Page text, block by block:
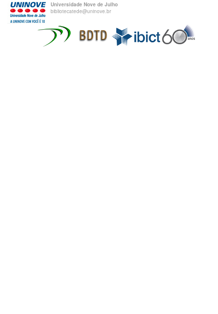
Universidade Nove de Julho
bibliotecatede@uninove.br